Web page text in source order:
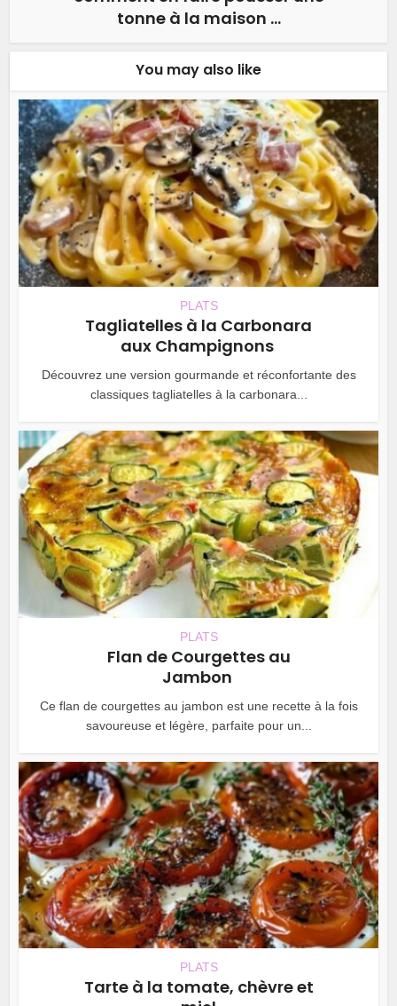
tonne à la maison …
You may also like
PLATS
Tagliatelles à la Carbonara
aux Champignons
Découvrez une version gourmande et réconfortante des
classiques tagliatelles à la carbonara...
PLATS
Flan de Courgettes au
Jambon
Ce flan de courgettes au jambon est une recette à la fois
savoureuse et légère, parfaite pour un...
PLATS
Tarte à la tomate, chèvre et